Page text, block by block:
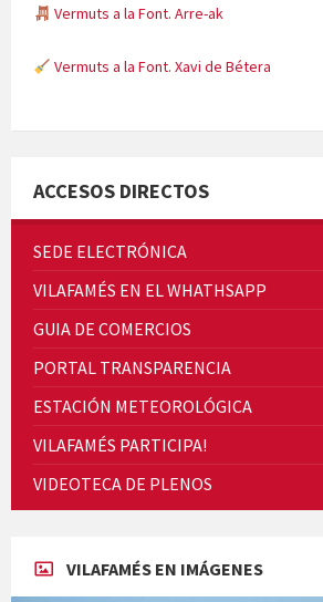
Vermuts a la Font. Arre-ak
Vermuts a la Font. Xavi de Bétera
Quintà Culroja
Cicle de Cine i Dones rurals
ACCESOS DIRECTOS
SEDE ELECTRÓNICA
VILAFAMÉS EN EL WHATHSAPP
GUIA DE COMERCIOS
PORTAL TRANSPARENCIA
ESTACIÓN METEOROLÓGICA
VILAFAMÉS PARTICIPA!
VIDEOTECA DE PLENOS
VILAFAMÉS EN IMÁGENES